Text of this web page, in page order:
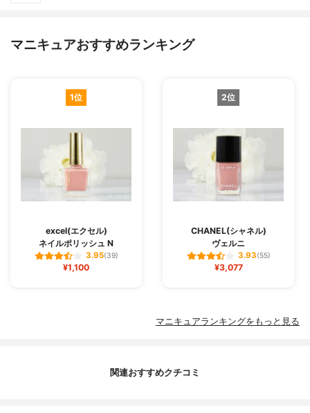
マニキュアおすすめランキング
1位
excel(エクセル)
ネイルポリッシュ N
3.95(39)
¥1,100
2位
CHANEL(シャネル)
ヴェルニ
3.93(55)
¥3,077
マニキュアランキングをもっと見る
関連おすすめクチコミ